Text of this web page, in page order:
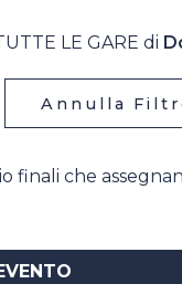
LE GARE di
Annulla
finali che